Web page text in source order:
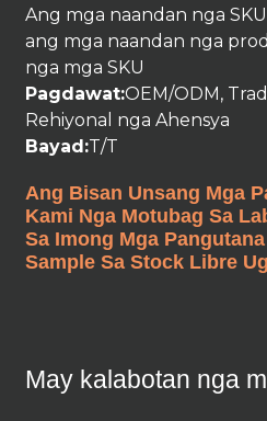
Ang mga naandan nga
ang mga naandan nga
nga mga SKU
Pagdawat:OEM/ODM,
Rehiyonal nga Ahensya
Bayad:T/T
Ang Bisan Unsang Mga
Kami Nga Motubag Sa
Sa Imong Mga
Sample Sa Stock Libre
May kalabotan nga